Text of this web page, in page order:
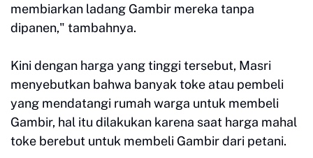
membiarkan ladang Gambir mereka tanpa
dipanen," tambahnya.
Kini dengan harga yang tinggi tersebut, Masri
menyebutkan bahwa banyak toke atau pembeli
yang mendatangi rumah warga untuk membeli
Gambir, hal itu dilakukan karena saat harga mahal
toke berebut untuk membeli Gambir dari petani.